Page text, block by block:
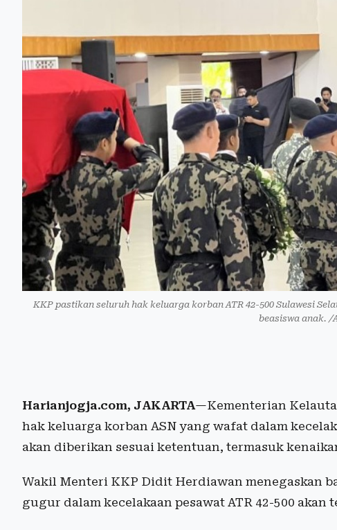
KKP pastikan seluruh hak keluarga korban ATR 42-500 Sulawesi
beasiswa anak. /
Harianjogja.com, JAKARTA—Kementerian
hak keluarga korban ASN yang wafat dalam
akan diberikan sesuai ketentuan, termasuk
Wakil Menteri KKP Didit Herdiawan menegaskan
gugur dalam kecelakaan pesawat ATR 42-500 akan